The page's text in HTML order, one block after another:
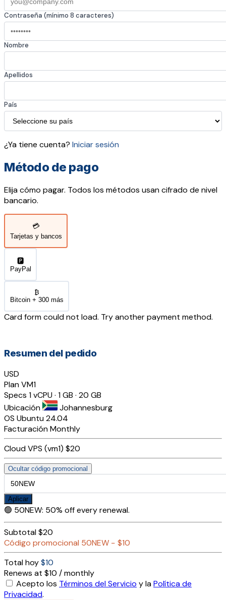
Contraseña (mínimo 8 caracteres)
Nombre
Apellidos
País
¿Ya tiene cuenta? Iniciar sesión
Método de pago
Elija cómo pagar. Todos los métodos usan cifrado de nivel
bancario.
💳
Tarjetas y bancos
🅿️
PayPal
₿
Bitcoin + 300 más
Card form could not load. Try another payment method.
Resumen del pedido
USD
PlanVM1
Specs 1 vCPU · 1 GB · 20 GB
Ubicación
Johannesburg
OS Ubuntu 24.04
FacturaciónMonthly
Cloud VPS (vm1) $20
Ocultar código promocional
Aplicar
🟢 50NEW: 50% off every renewal.
Subtotal$20
Código promocional 50NEW − $10
Total hoy$10
Renews at $10 / monthly
Acepto los Términos del Servicio y laPolítica de
Privacidad.